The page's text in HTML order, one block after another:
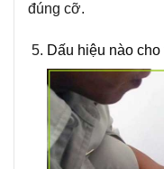
đúng cỡ.
Dấu hiệu nào